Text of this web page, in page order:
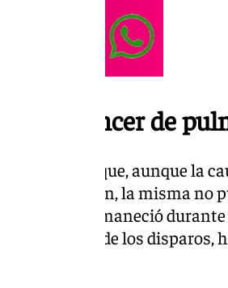
por cáncer de
ha señalado que, aunque la
de pulmón, la misma
en el que permaneció
consecuencia de los